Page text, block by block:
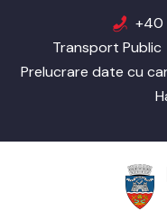
+40
Transport Public
Prelucrare date cu